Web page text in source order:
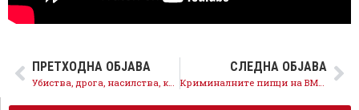
ПРЕТХОДНА ОБЈАВА
Убиства, дрога, насилства, колку жртви уште треба за Панче Тошковски да поднесе оставка?
СЛЕДНА ОБЈАВА
Криминалните пипци на ВМРО ОКГ не ги поштедиле ниту детските градинки во Штип